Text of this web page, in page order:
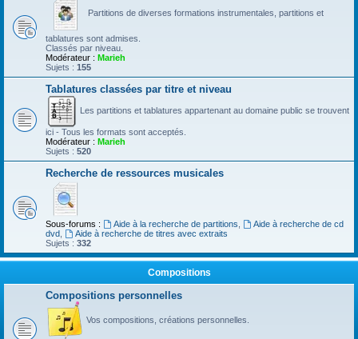
Partitions de diverses formations instrumentales, partitions et
tablatures sont admises.
Classés par niveau.
Modérateur : Marieh
Sujets : 155
Tablatures classées par titre et niveau
Les partitions et tablatures appartenant au domaine public se trouvent
ici - Tous les formats sont acceptés.
Modérateur : Marieh
Sujets : 520
Recherche de ressources musicales
Sous-forums : Aide à la recherche de partitions
Aide à recherche de cd
dvd
Aide à recherche de titres avec extraits
Sujets : 332
Compositions
Compositions personnelles
Vos compositions, créations personnelles.